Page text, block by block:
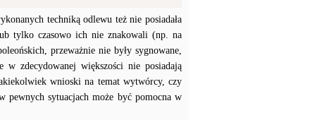
techniką odlewu też nie posiadała
tylko czasowo ich nie znakowali (np. na
przeważnie nie były sygnowane,
w zdecydowanej większości nie posiadają
wnioski na temat wytwórcy, czy
pewnych sytuacjach może być pomocna w